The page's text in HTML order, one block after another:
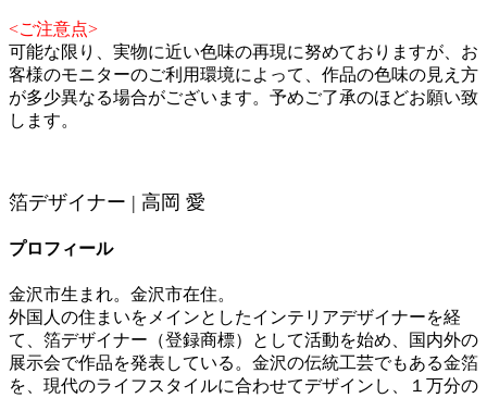
<ご注意点>
可能な限り、実物に近い色味の再現に努めておりますが、お
客様のモニターのご利用環境によって、作品の色味の見え方
が多少異なる場合がございます。予めご了承のほどお願い致
します。
箔デザイナー | 高岡 愛
プロフィール
金沢市生まれ。金沢市在住。
外国人の住まいをメインとしたインテリアデザイナーを経
て、箔デザイナー（登録商標）として活動を始め、国内外の
展示会で作品を発表している。金沢の伝統工芸でもある金箔
を、現代のライフスタイルに合わせてデザインし、１万分の